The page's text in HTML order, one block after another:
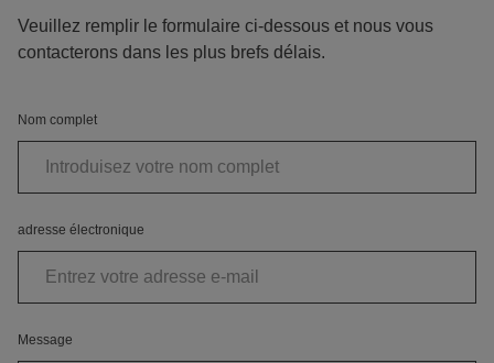
Veuillez remplir le formulaire ci-dessous et nous vous
contacterons dans les plus brefs délais.
Nom complet
adresse électronique
Message